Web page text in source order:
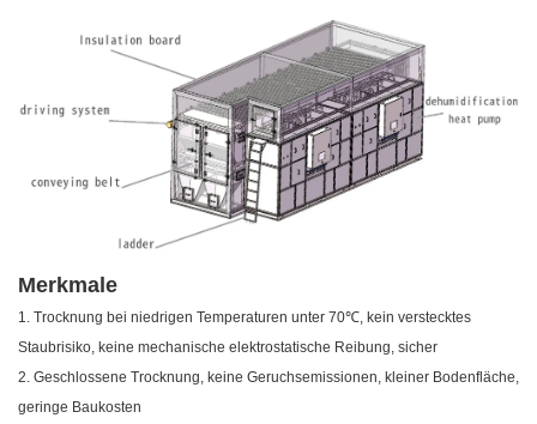
Merkmale
1. Trocknung bei niedrigen Temperaturen unter 70℃, kein verstecktes
Staubrisiko, keine mechanische elektrostatische Reibung, sicher
2. Geschlossene Trocknung, keine Geruchsemissionen, kleiner Bodenfläche,
geringe Baukosten